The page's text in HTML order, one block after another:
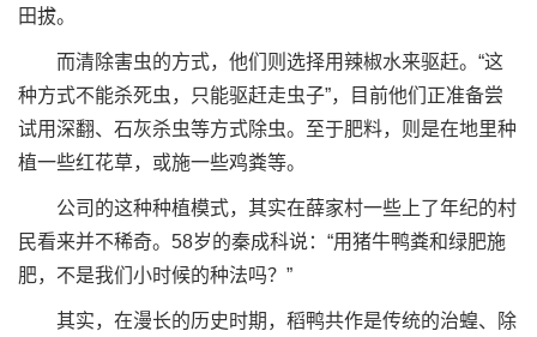
田拔。
而清除害虫的方式，他们则选择用辣椒水来驱赶。“这
种方式不能杀死虫，只能驱赶走虫子”，目前他们正准备尝
试用深翻、石灰杀虫等方式除虫。至于肥料，则是在地里种
植一些红花草，或施一些鸡粪等。
公司的这种种植模式，其实在薛家村一些上了年纪的村
民看来并不稀奇。58岁的秦成科说：“用猪牛鸭粪和绿肥施
肥，不是我们小时候的种法吗？”
其实，在漫长的历史时期，稻鸭共作是传统的治蝗、除